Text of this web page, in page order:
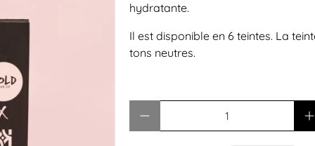
hydratante.
Il est disponible en 6 teintes. La
tons neutres.